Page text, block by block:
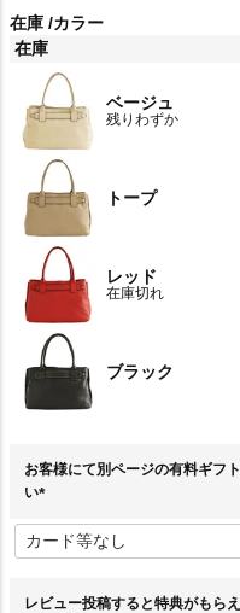
在庫 カラー
在庫
ベージュ
残りわずか
トープ
レッド
在庫切れ
ブラック
お客様にて別ページの有料ギフ
い
必
須
レビュー投稿すると特典がもら